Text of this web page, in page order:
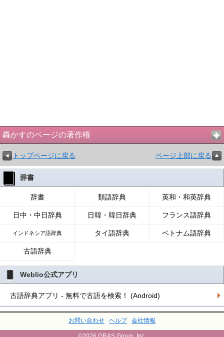
轟かすのページの著作権
トップページに戻る ページ上部に戻る
辞書
辞書 類語辞典 英和・和英辞典
日中・中日辞典 日韓・韓日辞典 フランス語辞典
インドネシア語辞典 タイ語辞典 ベトナム語辞典
古語辞典
Weblio公式アプリ
古語辞典アプリ - 無料で古語を検索！ (Android)
お問い合わせ ヘルプ 会社情報